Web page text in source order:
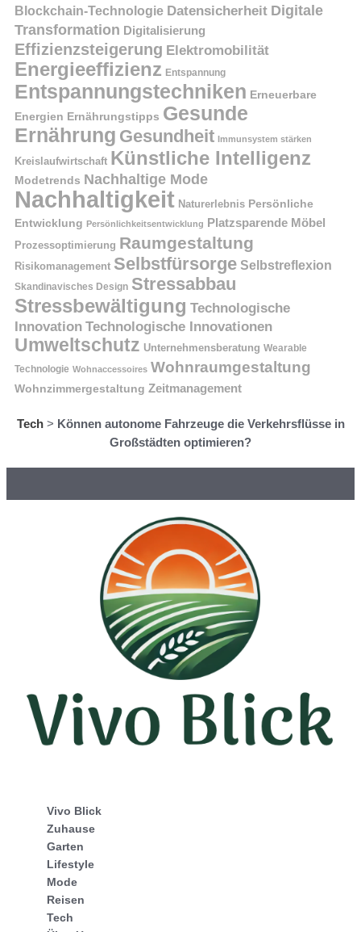
Blockchain-Technologie Datensicherheit Digitale
Transformation Digitalisierung
Effizienzsteigerung Elektromobilität
Energieeffizienz Entspannung
Entspannungstechniken Erneuerbare
Energien Ernährungstipps Gesunde
Ernährung Gesundheit Immunsystem stärken
Kreislaufwirtschaft Künstliche Intelligenz
Modetrends Nachhaltige Mode
Nachhaltigkeit Naturerlebnis Persönliche
Entwicklung Persönlichkeitsentwicklung Platzsparende Möbel
Prozessoptimierung Raumgestaltung
Risikomanagement Selbstfürsorge Selbstreflexion
Skandinavisches Design Stressabbau
Stressbewältigung Technologische
Innovation Technologische Innovationen
Umweltschutz Unternehmensberatung Wearable
Technologie Wohnaccessoires Wohnraumgestaltung
Wohnzimmergestaltung Zeitmanagement
Tech> Können autonome Fahrzeuge die Verkehrsflüsse in
Großstädten optimieren?
Vivo Blick
Zuhause
Garten
Lifestyle
Mode
Reisen
Tech